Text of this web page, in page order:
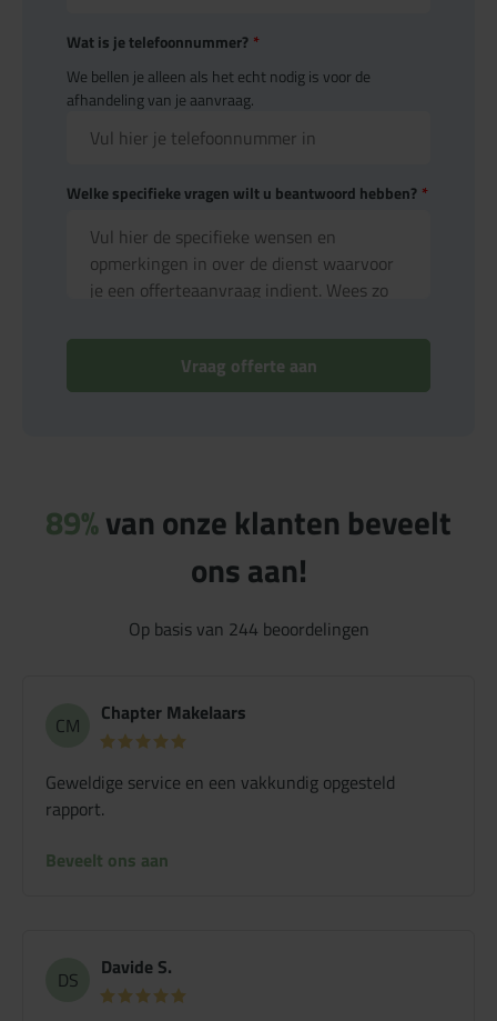
Wat is je telefoonnummer? *
We bellen je alleen als het echt nodig is voor de
afhandeling van je aanvraag.
Welke specifieke vragen wilt u beantwoord hebben? *
Vraag offerte aan
89%van onze klanten beveelt
ons aan!
Op basis van 244 beoordelingen
CM Chapter Makelaars
Geweldige service en een vakkundig opgesteld
rapport.
Beveelt ons aan
DS Davide S.